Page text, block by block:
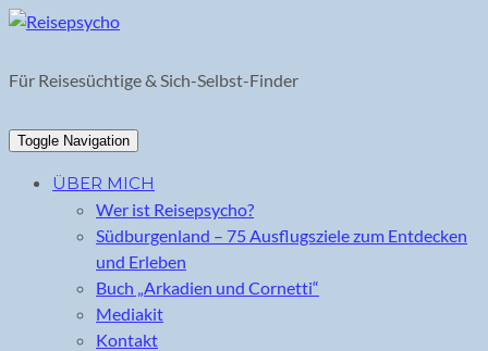
Skip
content
Für Reisesüchtige & Sich-Selbst-Finder
Toggle Navigation
ÜBER MICH
Wer ist Reisepsycho?
Südburgenland – 75 Ausflugsziele zum Entdecken
und Erleben
Buch „Arkadien und Cornetti“
Mediakit
Kontakt